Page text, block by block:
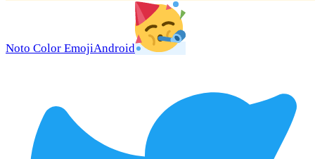
Noto Color EmojiAndroid